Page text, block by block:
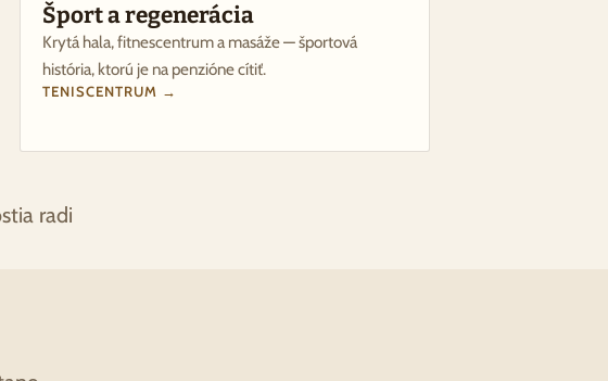
Šport a regenerácia
Krytá hala, fitnescentrum a masáže — športová
história, ktorú je na penzióne cítiť.
TENISCENTRUM →
radi